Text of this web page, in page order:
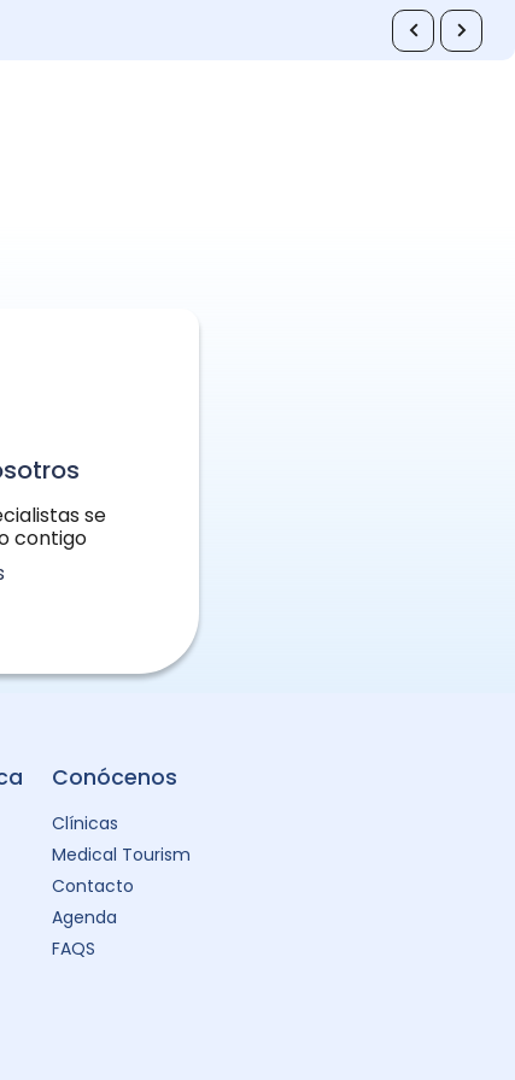
se
contigo
Conócenos
Clínicas
Medical Tourism
Contacto
Agenda
FAQS